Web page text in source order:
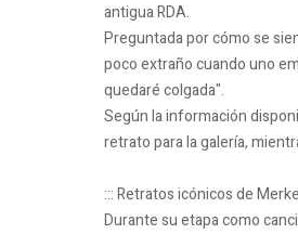
antigua RDA.
Preguntada por cómo se
poco extraño cuando uno
quedaré colgada".
Según la información
retrato para la galería,
::: Retratos icónicos de
Durante su etapa como